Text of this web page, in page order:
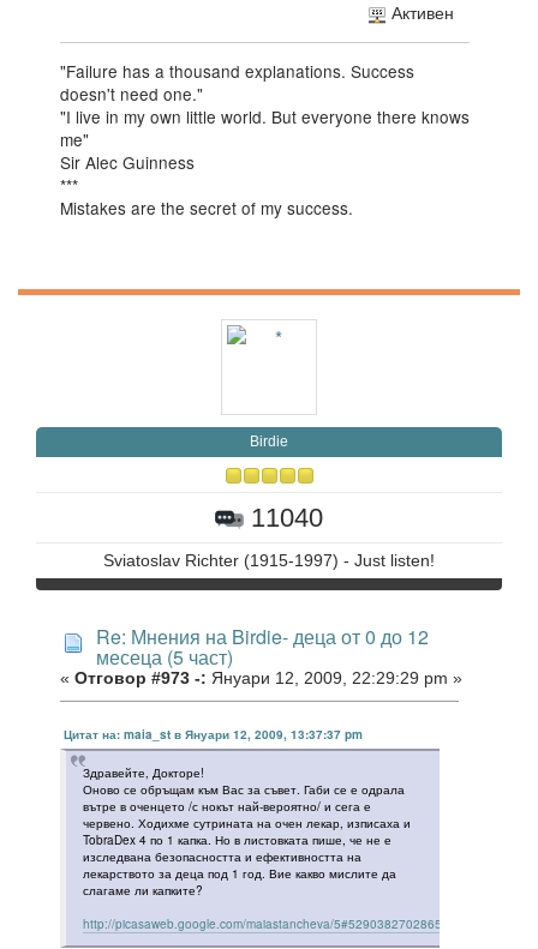
Активен
"Failure has a thousand explanations. Success
doesn't need one."
"I live in my own little world. But everyone there knows
me"
Sir Alec Guinness
***
Mistakes are the secret of my success.
Birdie
11040
Sviatoslav Richter (1915-1997) - Just listen!
Re: Мнения на Birdie- деца от 0 до 12
месеца (5 част)
« Отговор #973 -: Януари 12, 2009, 22:29:29 pm »
Цитат на: maia_st в Януари 12, 2009, 13:37:37 pm
Здравейте, Докторе!
Оново се обръщам към Вас за съвет. Габи се е одрала
вътре в оченцето /с нокът най-вероятно/ и сега е
червено. Ходихме сутрината на очен лекар, изписаха и
TobraDex 4 по 1 капка. Но в листовката пише, че не е
изследвана безопасността и ефективността на
лекарството за деца под 1 год. Вие какво мислите да
слагаме ли капките?
http://picasaweb.google.com/maiastancheva/5#5290382702865626610